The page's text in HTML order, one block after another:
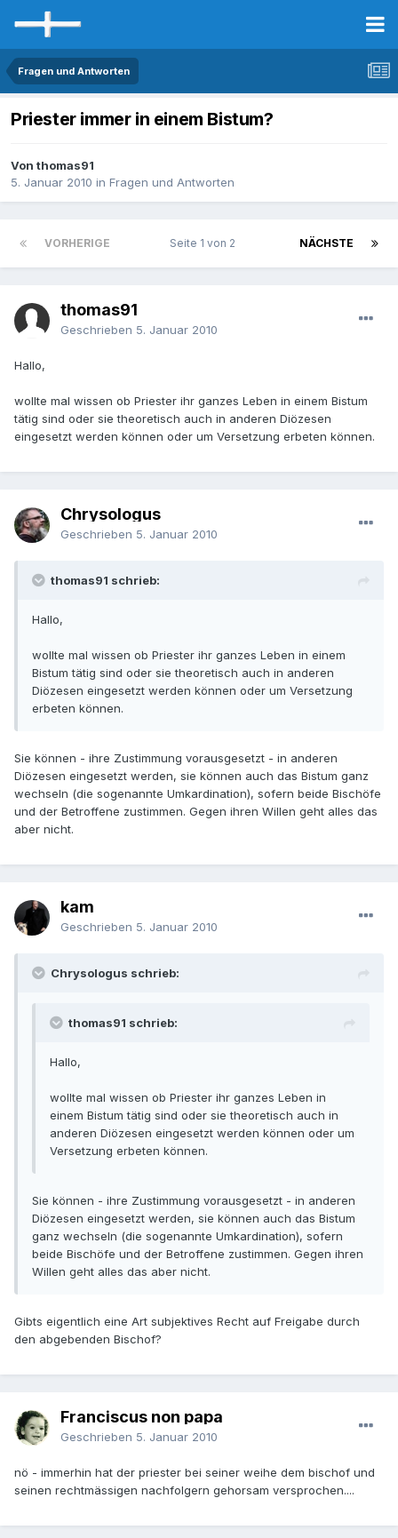
Fragen und Antworten
Priester immer in einem Bistum?
Von thomas91
5. Januar 2010 in Fragen und Antworten
VORHERIGE NÄCHSTE
Seite 1 von 2
thomas91
Geschrieben 5. Januar 2010
Hallo,
wollte mal wissen ob Priester ihr ganzes Leben in einem Bistum
tätig sind oder sie theoretisch auch in anderen Diözesen
eingesetzt werden können oder um Versetzung erbeten können.
Chrysologus
Geschrieben 5. Januar 2010
thomas91 schrieb:
Hallo,
wollte mal wissen ob Priester ihr ganzes Leben in einem
Bistum tätig sind oder sie theoretisch auch in anderen
Diözesen eingesetzt werden können oder um Versetzung
erbeten können.
Sie können - ihre Zustimmung vorausgesetzt - in anderen
Diözesen eingesetzt werden, sie können auch das Bistum ganz
wechseln (die sogenannte Umkardination), sofern beide Bischöfe
und der Betroffene zustimmen. Gegen ihren Willen geht alles das
aber nicht.
kam
Geschrieben 5. Januar 2010
Chrysologus schrieb:
thomas91 schrieb:
Hallo,
wollte mal wissen ob Priester ihr ganzes Leben in
einem Bistum tätig sind oder sie theoretisch auch in
anderen Diözesen eingesetzt werden können oder um
Versetzung erbeten können.
Sie können - ihre Zustimmung vorausgesetzt - in anderen
Diözesen eingesetzt werden, sie können auch das Bistum
ganz wechseln (die sogenannte Umkardination), sofern
beide Bischöfe und der Betroffene zustimmen. Gegen ihren
Willen geht alles das aber nicht.
Gibts eigentlich eine Art subjektives Recht auf Freigabe durch
den abgebenden Bischof?
Franciscus non papa
Geschrieben 5. Januar 2010
nö - immerhin hat der priester bei seiner weihe dem bischof und
seinen rechtmässigen nachfolgern gehorsam versprochen....